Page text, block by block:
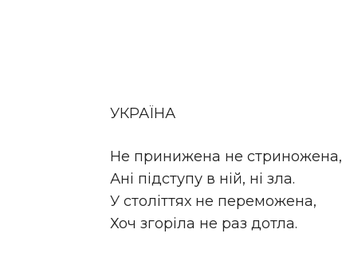
УКРАЇНА
Не принижена не стриножена,
Ані підступу в ній, ні зла.
У століттях не переможена,
Хоч згоріла не раз дотла.